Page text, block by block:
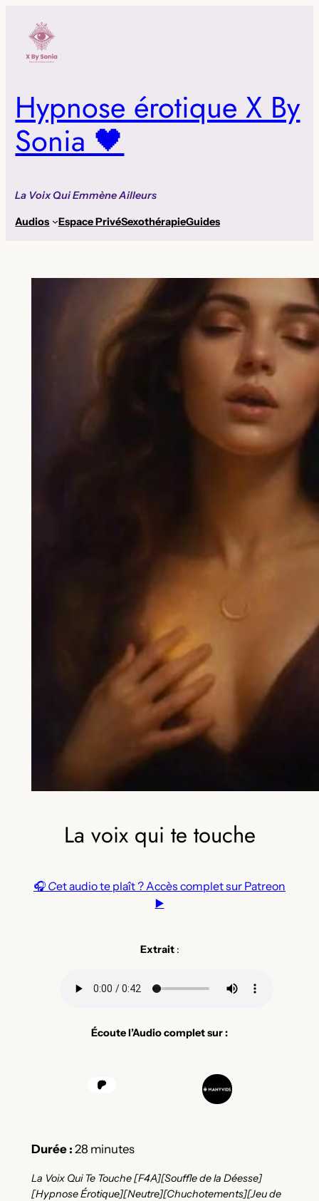
contenu
Hypnose érotique X By
Sonia 🖤
La Voix Qui Emmène Ailleurs
Audios Espace PrivéSexothérapieGuides
La voix qui te touche
🎧 Cet audio te plaît ? Accès complet sur Patreon
▶️
Extrait:
Écoute l’Audio complet sur :
Durée : 28 minutes
La Voix Qui Te Touche[F4A][Souffle de la Déesse]
[Hypnose Érotique][Neutre][Chuchotements][Jeu de